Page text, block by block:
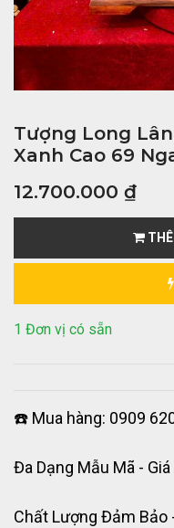
Tượng Long
Xanh Cao 69
12.700.000 ₫
1 Đơn vị có sẵn
☎️ Mua hàng: 0909
Đa Dạng Mẫu Mã -
Chất Lượng Đảm Bảo